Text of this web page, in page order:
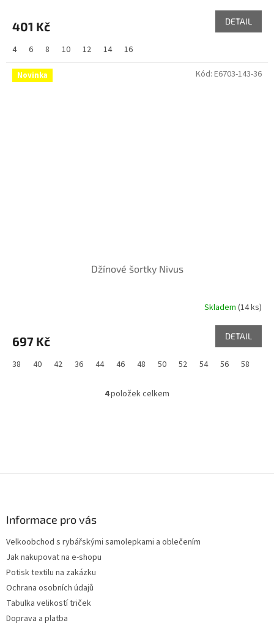
401 Kč DETAIL
4 6 8 10 12 14 16
Novinka
Džínové šortky Nivus
Skladem (14 ks)
697 Kč DETAIL
38 40 42 36 44 46 48 50 52 54 56 58
Kód: E6703-143-36
O
y
4položek celkem
Informace pro vás
Velkoobchod s rybářskými samolepkami a oblečením
Jak nakupovat na e-shopu
Potisk textilu na zakázku
Ochrana osobních údajů
Tabulka velikostí triček
Doprava a platba